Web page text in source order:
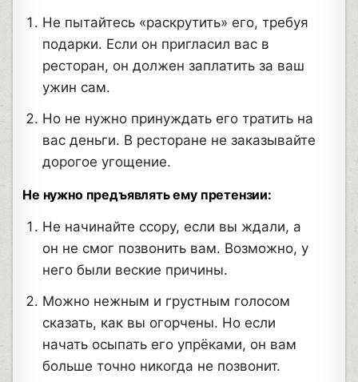
Не пытайтесь «раскрутить» его, требуя
подарки. Если он пригласил вас в
ресторан, он должен заплатить за ваш
ужин сам.
Но не нужно принуждать его тратить на
вас деньги. В ресторане не заказывайте
дорогое угощение.
Не нужно предъявлять ему претензии:
Не начинайте ссору, если вы ждали, а
он не смог позвонить вам. Возможно, у
него были веские причины.
Можно нежным и грустным голосом
сказать, как вы огорчены. Но если
начать осыпать его упрёками, он вам
больше точно никогда не позвонит.